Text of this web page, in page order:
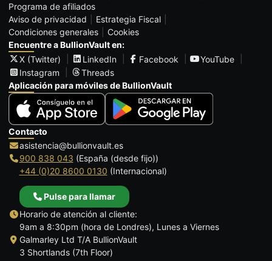
Programa de afiliados
Aviso de privacidad
Estrategia Fiscal
Condiciones generales
Cookies
Encuentre a BullionVault en:
X (Twitter)
LinkedIn Facebook
YouTube
Instagram
Threads
Aplicación para móviles de BullionVault
Contacto
asistencia@bullionvault.es
900 838 043 (España (desde fijo))
+44 (0)20 8600 0130 (Internacional)
Pulse para llamar
Horario de atención al cliente:
9am a 8:30pm (hora de Londres), Lunes a Viernes
Galmarley Ltd T/A BullionVault
3 Shortlands (7th Floor)